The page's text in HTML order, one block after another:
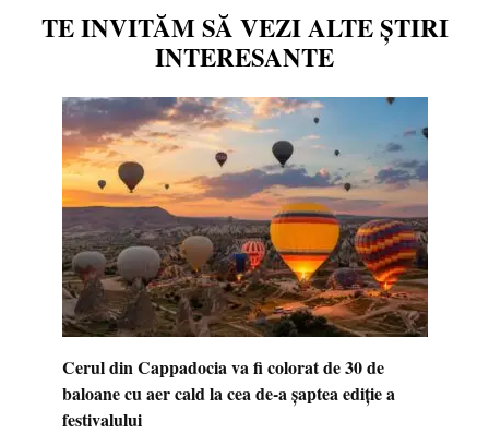
TE INVITĂM SĂ VEZI ALTE ȘTIRI
INTERESANTE
Cerul din Cappadocia va fi colorat de 30 de
baloane cu aer cald la cea de-a șaptea ediție a
festivalului